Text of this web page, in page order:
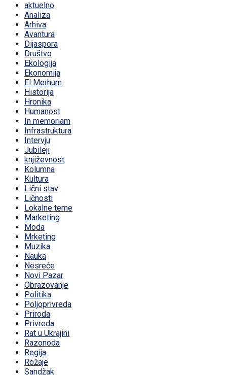
aktuelno
Analiza
Arhiva
Avantura
Dijaspora
Društvo
Ekologija
Ekonomija
El Merhum
Historija
Hronika
Humanost
In memoriam
Infrastruktura
Intervju
Jubileji
književnost
Kolumna
Kultura
Lični stav
Ličnosti
Lokalne teme
Marketing
Moda
Mrketing
Muzika
Nauka
Nesreće
Novi Pazar
Obrazovanje
Politika
Poljoprivreda
Priroda
Privreda
Rat u Ukrajini
Razonoda
Regija
Rožaje
Sandžak